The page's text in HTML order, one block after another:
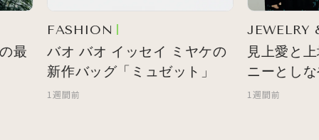
イッセイ ミヤケの
グ「ミュゼット」
JEWELRY & WATCH
見上愛と上坂樹里 ティ
ニーとしなやかな風にの